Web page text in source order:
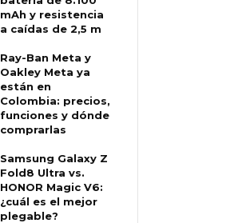
mAh y resistencia
a caídas de 2,5 m
Ray-Ban Meta y
Oakley Meta ya
están en
Colombia: precios,
funciones y dónde
comprarlas
Samsung Galaxy Z
Fold8 Ultra vs.
HONOR Magic V6:
¿cuál es el mejor
plegable?